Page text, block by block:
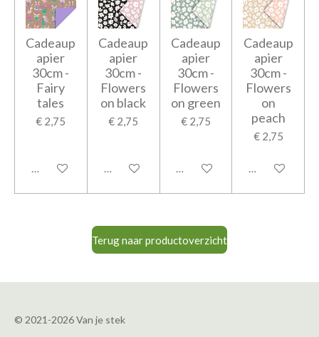
Cadeaup
apier
30cm -
Fairy
tales
€ 2,75
In winkelwagen
Cadeaup
apier
30cm -
Flowers
on black
€ 2,75
In winkelwagen
Cadeaup
apier
30cm -
Flowers
on green
€ 2,75
In winkelwagen
Cadeaup
apier
30cm -
Flowers
on
peach
€ 2,75
In
Terug naar productoverzicht
© 2021-2026 Van je stek